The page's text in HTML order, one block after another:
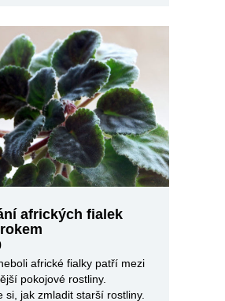
afrických fialek
africké fialky patří mezi
pokojové rostliny.
si, jak zmladit starší rostliny.